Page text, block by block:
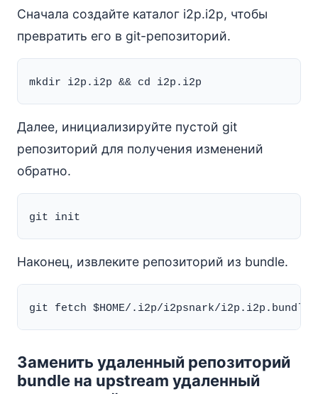
Сначала создайте каталог i2p.i2p, чтобы
превратить его в git-репозиторий.
Далее, инициализируйте пустой git
репозиторий для получения изменений
обратно.
Наконец, извлеките репозиторий из bundle.
Заменить удаленный репозиторий
bundle на upstream удаленный